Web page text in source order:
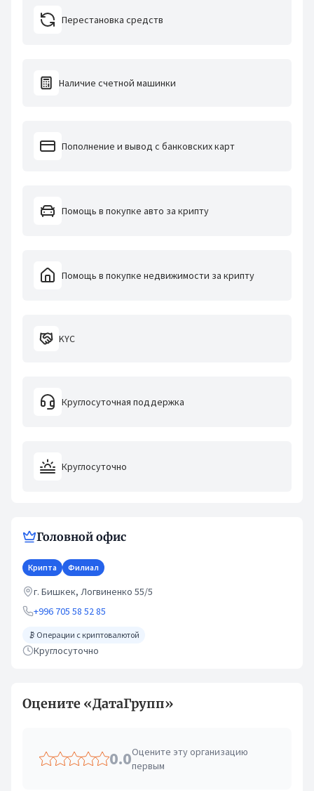
Перестановка средств
Наличие счетной машинки
Пополнение и вывод с банковских карт
Помощь в покупке авто за крипту
Помощь в покупке недвижимости за крипту
KYC
Круглосуточная поддержка
Круглосуточно
Филиалы
Головной офис
Крипта Филиал
г. Бишкек, Логвиненко 55/5
+996 705 58 52 85
Операции с криптовалютой
Круглосуточно
Оцените «ДатаГрупп»
0.0Оцените эту организацию
первым